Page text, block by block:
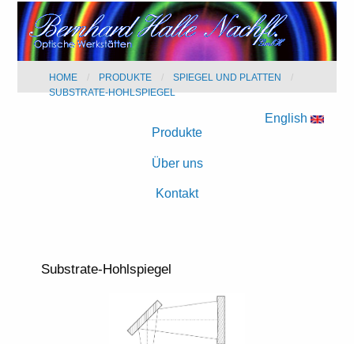
HOME PRODUKTE
SPIEGEL UND PLATTEN
SUBSTRATE-HOHLSPIEGEL
English
Produkte
Über uns
Kontakt
Substrate-Hohlspiegel